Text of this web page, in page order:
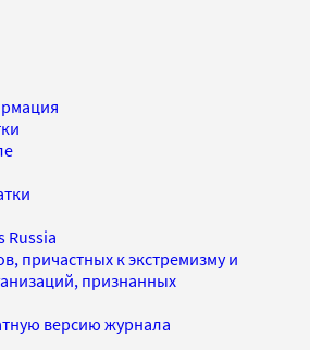
Russia
причастных к экстремизму и
признанных
версию журнала